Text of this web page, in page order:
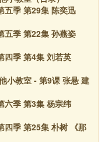
季 第29集 陈奕迅
季 第22集 孙燕姿
季 第4集 刘若英
小教室 - 第9课 张悬 建
季 第3集 杨宗纬
季 第25集 朴树 《那